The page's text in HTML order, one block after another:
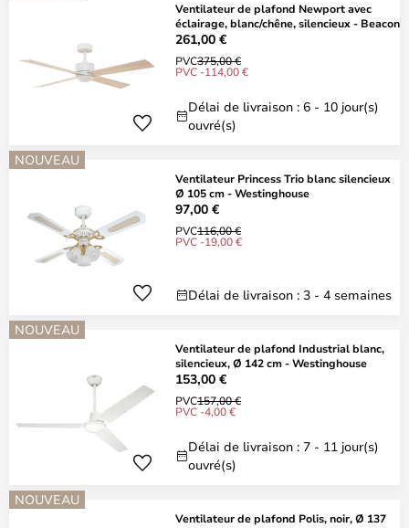
Ventilateur de plafond Newport avec
éclairage, blanc/chêne, silencieux - Beacon
261,00 €
PVC375,00 €
PVC -114,00 €
Délai de livraison : 6 - 10 jour(s)
ouvré(s)
NOUVEAU
Ventilateur Princess Trio blanc silencieux
Ø 105 cm - Westinghouse
97,00 €
PVC116,00 €
PVC -19,00 €
Délai de livraison : 3 - 4 semaines
NOUVEAU
Ventilateur de plafond Industrial blanc,
silencieux, Ø 142 cm - Westinghouse
153,00 €
PVC157,00 €
PVC -4,00 €
Délai de livraison : 7 - 11 jour(s)
ouvré(s)
NOUVEAU
Ventilateur de plafond Polis, noir, Ø 137